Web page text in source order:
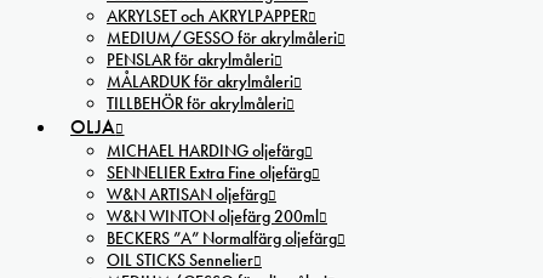
AKRYLSET och AKRYLPAPPER
MEDIUM/GESSO för akrylmåleri
PENSLAR för akrylmåleri
MÅLARDUK för akrylmåleri
TILLBEHÖR för akrylmåleri
OLJA
MICHAEL HARDING oljefärg
SENNELIER Extra Fine oljefärg
W&N ARTISAN oljefärg
W&N WINTON oljefärg 200ml
BECKERS ”A” Normalfärg oljefärg
OIL STICKS Sennelier